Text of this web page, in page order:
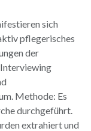
sich
pflegerisches
der
Methode: Es
durchgeführt.
extrahiert und